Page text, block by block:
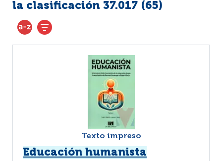
la clasificación 37.017 (65)
Texto impreso
Educación humanista